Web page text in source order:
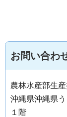
お問い合わ
農林水産部生
沖縄県沖縄県
１階